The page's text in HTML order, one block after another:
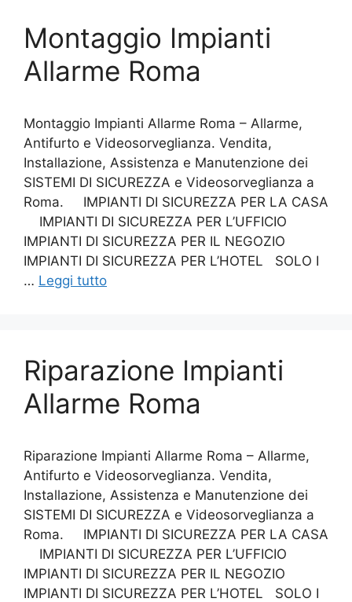
Montaggio Impianti
Allarme Roma
Montaggio Impianti Allarme Roma – Allarme,
Antifurto e Videosorveglianza. Vendita,
Installazione, Assistenza e Manutenzione dei
SISTEMI DI SICUREZZA e Videosorveglianza a
Roma. IMPIANTI DI SICUREZZA PER LA CASA
IMPIANTI DI SICUREZZA PER L’UFFICIO
IMPIANTI DI SICUREZZA PER IL NEGOZIO
IMPIANTI DI SICUREZZA PER L’HOTEL SOLO I
… Leggi tutto
Riparazione Impianti
Allarme Roma
Riparazione Impianti Allarme Roma – Allarme,
Antifurto e Videosorveglianza. Vendita,
Installazione, Assistenza e Manutenzione dei
SISTEMI DI SICUREZZA e Videosorveglianza a
Roma. IMPIANTI DI SICUREZZA PER LA CASA
IMPIANTI DI SICUREZZA PER L’UFFICIO
IMPIANTI DI SICUREZZA PER IL NEGOZIO
IMPIANTI DI SICUREZZA PER L’HOTEL SOLO I